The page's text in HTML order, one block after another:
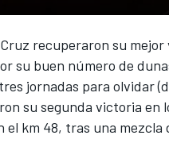
recuperaron su mejor
su buen número de
jornadas para olvidar
su segunda victoria en
el km 48, tras una